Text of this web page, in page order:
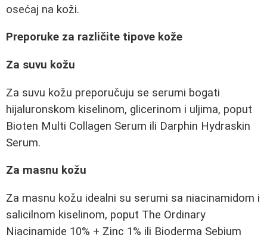
osećaj na koži.
Preporuke za različite tipove kože
Za suvu kožu
Za suvu kožu preporučuju se serumi bogati
hijaluronskom kiselinom, glicerinom i uljima, poput
Bioten Multi Collagen Serum ili Darphin Hydraskin
Serum.
Za masnu kožu
Za masnu kožu idealni su serumi sa niacinamidom i
salicilnom kiselinom, poput The Ordinary
Niacinamide 10% + Zinc 1% ili Bioderma Sebium